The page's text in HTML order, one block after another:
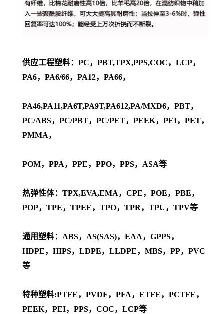
供应工程塑料：PC，PBT,TPX,PPS,COC，LCP，
PA6，PA6/66，PA12，PA66，
PA46,PA11,PA6T,PA9T,PA612,PA/MXD6，PBT，
PC/ABS，PC/PBT，PC/PET，PEEK，PEI，PET，
PMMA，
POM，PPA，PPE，PPO，PPS，ASA等
热弹性体：TPX,EVA,EMA，CPE，POE，PBE，
POP，TPE，TPEE，TPO，TPR，TPU，TPV等
通用塑料：ABS，AS(SAS)，EAA，GPPS，
HDPE，HIPS，LDPE，LLDPE，MBS，PP，PVC
等
特种塑料:PTFE，PVDF，PFA，ETFE，PCTFE，
PEEK，PEI，PPS，COC，LCP等